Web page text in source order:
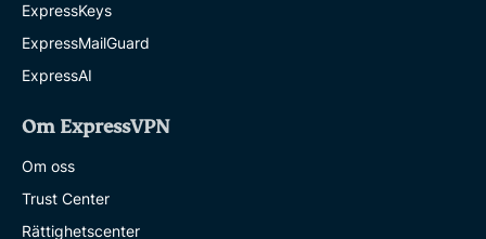
ExpressKeys
ExpressMailGuard
ExpressAI
Om ExpressVPN
Om oss
Trust Center
Rättighetscenter